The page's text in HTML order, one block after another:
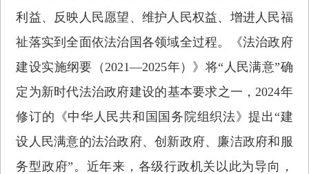
利益、反映人民愿望、维护人民权益、增进人民福
祉落实到全面依法治国各领域全过程。《法治政府
建设实施纲要（2021—2025年）》将“人民满意”确
定为新时代法治政府建设的基本要求之一，2024年
修订的《中华人民共和国国务院组织法》提出“建
设人民满意的法治政府、创新政府、廉洁政府和服
务型政府”。近年来，各级行政机关以此为导向，